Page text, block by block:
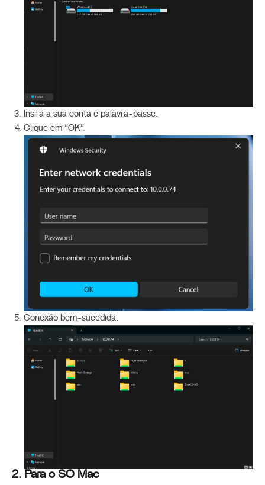
Insira a sua conta e palavra-passe.
Clique em “OK”.
Conexão bem-sucedida.
2. Para o SO Mac